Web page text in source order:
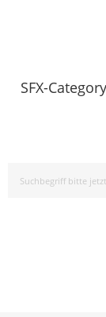
SFX-